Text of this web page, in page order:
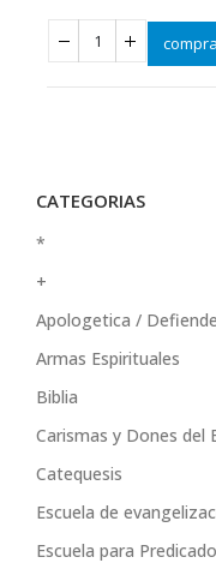
CATEGORIAS
*
+
Apologetica /
Armas Espirituales
Biblia
Carismas y Dones del
Catequesis
Escuela de
Escuela para